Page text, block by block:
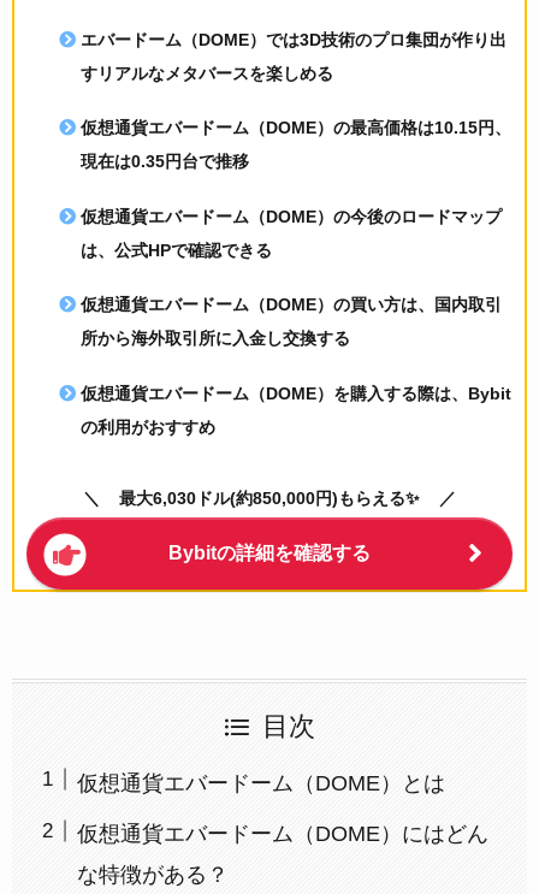
エバードーム（DOME）では3D技術のプロ集団が作り出
すリアルなメタバースを楽しめる
仮想通貨エバードーム（DOME）の最高価格は10.15円、
現在は0.35円台で推移
仮想通貨エバードーム（DOME）の今後のロードマップ
は、公式HPで確認できる
仮想通貨エバードーム（DOME）の買い方は、
国内取引
所から海外取引所に入金し交換する
仮想通貨エバードーム（DOME）を購入する際は、 Bybit
の利用がおすすめ
最大6,030ドル(約850,000円)もらえる✨
Bybitの詳細を確認する
目次
仮想通貨エバードーム（DOME）とは
仮想通貨エバードーム（DOME）にはどん
な特徴がある？